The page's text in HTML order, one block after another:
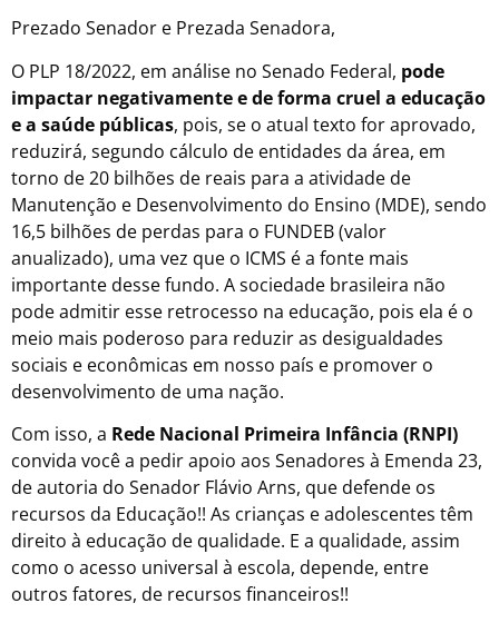
Prezado Senador e Prezada Senadora,
O PLP 18/2022, em análise no Senado Federal, pode
impactar negativamente e de forma cruel a educação
e a saúde públicas, pois, se o atual texto for aprovado,
reduzirá, segundo cálculo de entidades da área, em
torno de 20 bilhões de reais para a atividade de
Manutenção e Desenvolvimento do Ensino (MDE), sendo
16,5 bilhões de perdas para o FUNDEB (valor
anualizado), uma vez que o ICMS é a fonte mais
importante desse fundo. A sociedade brasileira não
pode admitir esse retrocesso na educação, pois ela é o
meio mais poderoso para reduzir as desigualdades
sociais e econômicas em nosso país e promover o
desenvolvimento de uma nação.
Com isso, a Rede Nacional Primeira Infância (RNPI)
convida você a pedir apoio aos Senadores à Emenda 23,
de autoria do Senador Flávio Arns, que defende os
recursos da Educação!! As crianças e adolescentes têm
direito à educação de qualidade. E a qualidade, assim
como o acesso universal à escola, depende, entre
outros fatores, de recursos financeiros!!